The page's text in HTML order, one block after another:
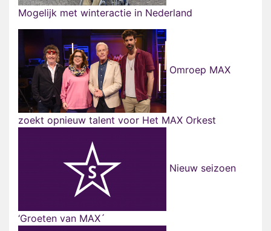
Mogelijk met winteractie in Nederland
Omroep MAX
zoekt opnieuw talent voor Het MAX Orkest
Nieuw seizoen
‘Groeten van MAX´